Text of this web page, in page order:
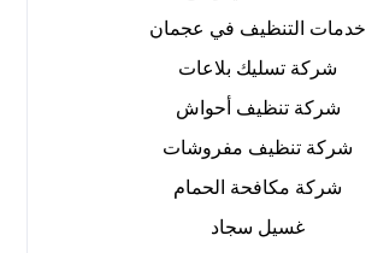
خدمات التنظيف في عجمان
شركة تسليك بلاعات
شركة تنظيف أحواش
شركة تنظيف مفروشات
شركة مكافحة الحمام
غسيل سجاد